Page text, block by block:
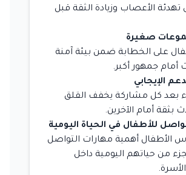
الأعصاب وزيادة الثقة قبل
صغيرة
على الخطابة ضمن بيئة آمنة
أمام جمهور أكبر.
الإيجابي
بعد كل مشاركة يخفف القلق
بثقة أمام الآخرين.
للأطفال في الحياة اليومية
الأطفال أهمية مهارات التواصل
من حياتهم اليومية داخل